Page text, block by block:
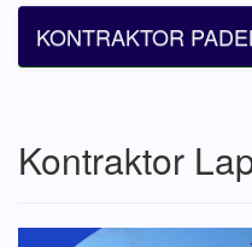
KONTRAKTOR
Kontraktor